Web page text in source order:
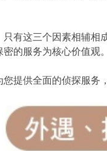
有这三个因素相辅相
的服务为核心价值观。
提供全面的侦探服务